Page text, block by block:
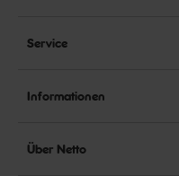
Service
Informationen
Über Netto